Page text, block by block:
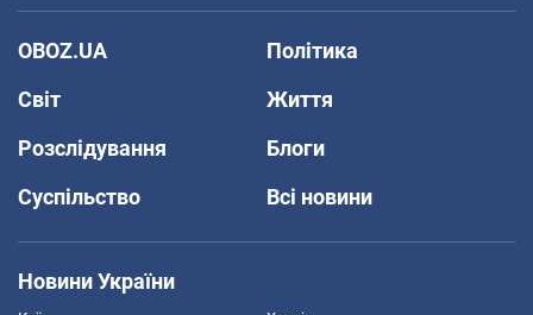
OBOZ.UA
Політика
Світ
Життя
Розслідування
Блоги
Суспільство
Всі новини
Новини України